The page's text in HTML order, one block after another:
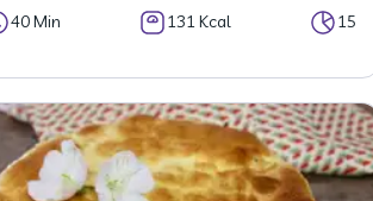
40 Min 131 Kcal 15